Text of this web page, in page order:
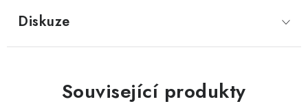
Kontakt O nás
Oboroví ODBORNÍCI
Doporučujeme
Diskuze
Související produkty